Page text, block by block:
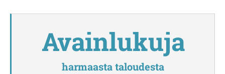
ajantasaisuudelle ja
viranomaisten
valvontakeinoille.
Avainlukuja
harmaasta taloudesta